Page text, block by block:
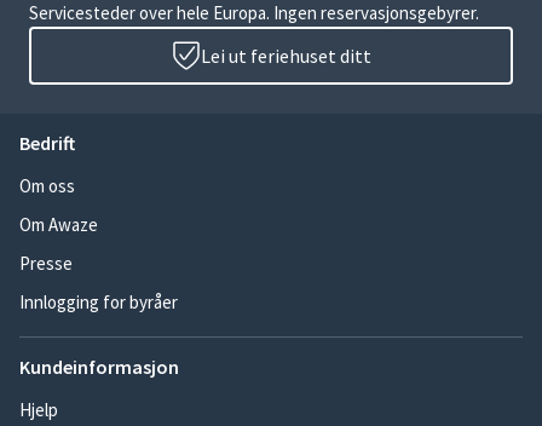
Servicesteder over hele Europa. Ingen reservasjonsgebyrer.
Lei ut feriehuset ditt
Bedrift
Om oss
Om Awaze
Presse
Innlogging for byråer
Kundeinformasjon
Hjelp